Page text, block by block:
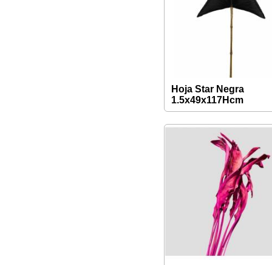
Hoja Star Negra
1.5x49x117Hcm